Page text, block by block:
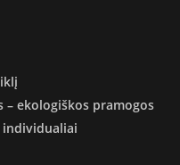
– ekologiškos pramogos
individualiai